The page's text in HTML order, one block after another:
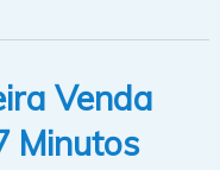
Venda
Minutos